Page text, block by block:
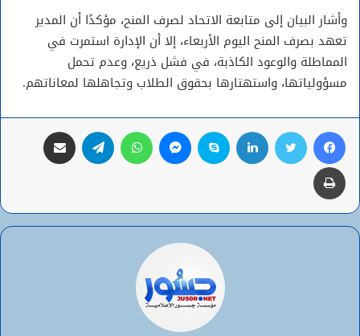
وأشار البيان إلى متابعة الاتحاد لصرف المنح، مؤكدًا أن المدير
تعهد بصرف المنح اليوم الأربعاء، إلا أن الإدارة استمرت في
المماطلة والوعود الكاذبة، في فشل ذريع، وعدم تحمل
مسؤولياتها، واستهتارها بحقوق الطلاب وتجاهلها لمعاناتهم.
فيسبوك تويتر لينكدإن سكايب ماسنجر واتساب تيلقرام
طباعة